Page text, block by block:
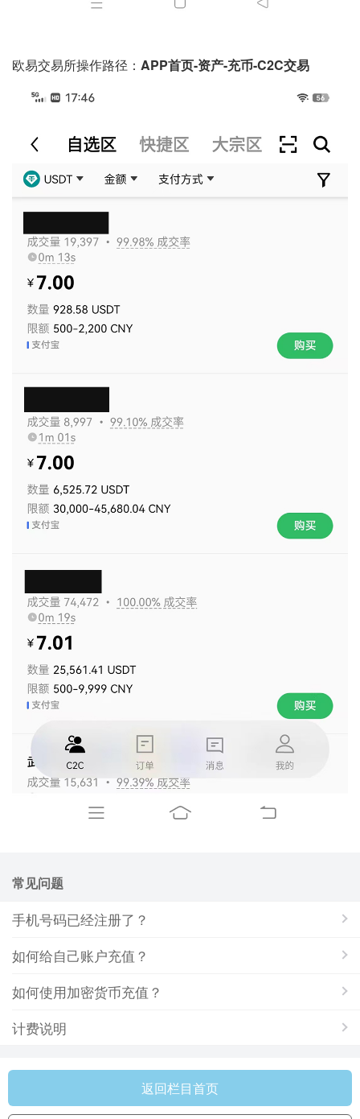
欧易交易所操作路径： APP首页-资产-充币-C2C交易
常见问题
手机号码已经注册了？
如何给自己账户充值？
如何使用加密货币充值？
计费说明
返回栏目首页